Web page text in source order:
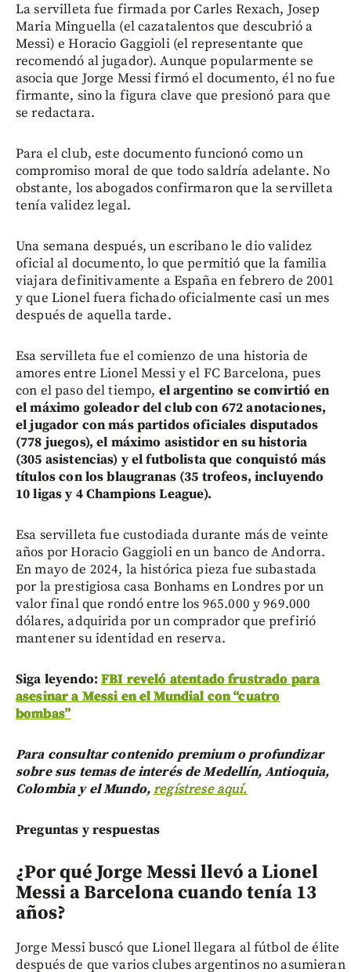
La servilleta fue firmada por Carles Rexach, Josep
Maria Minguella (el cazatalentos que descubrió a
Messi) e Horacio Gaggioli (el representante que
recomendó al jugador). Aunque popularmente se
asocia que Jorge Messi firmó el documento, él no fue
firmante, sino la figura clave que presionó para que
se redactara.
Para el club, este documento funcionó como un
compromiso moral de que todo saldría adelante. No
obstante, los abogados confirmaron que la servilleta
tenía validez legal.
Una semana después, un escribano le dio validez
oficial al documento, lo que permitió que la familia
viajara definitivamente a España en febrero de 2001
y que Lionel fuera fichado oficialmente casi un mes
después de aquella tarde.
Esa servilleta fue el comienzo de una historia de
amores entre Lionel Messi y el FC Barcelona, pues
con el paso del tiempo, el argentino se convirtió en
el máximo goleador del club con 672 anotaciones,
el jugador con más partidos oficiales disputados
(778 juegos), el máximo asistidor en su historia
(305 asistencias) y el futbolista que conquistó más
títulos con los blaugranas (35 trofeos, incluyendo
10 ligas y 4 Champions League).
Esa servilleta fue custodiada durante más de veinte
años por Horacio Gaggioli en un banco de Andorra.
En mayo de 2024, la histórica pieza fue subastada
por la prestigiosa casa Bonhams en Londres por un
valor final que rondó entre los 965.000 y 969.000
dólares, adquirida por un comprador que prefirió
mantener su identidad en reserva.
Siga leyendo:FBI reveló atentado frustrado para
asesinar a Messi en el Mundial con “cuatro
bombas”
Para consultar contenido premium o profundizar
sobre sus temas de interés de Medellín, Antioquia,
Colombia y el Mundo,regístrese aquí.
Preguntas y respuestas
¿Por qué Jorge Messi llevó a Lionel
Messi a Barcelona cuando tenía 13
años?
Jorge Messi buscó que Lionel llegara al fútbol de élite
después de que varios clubes argentinos no asumieran